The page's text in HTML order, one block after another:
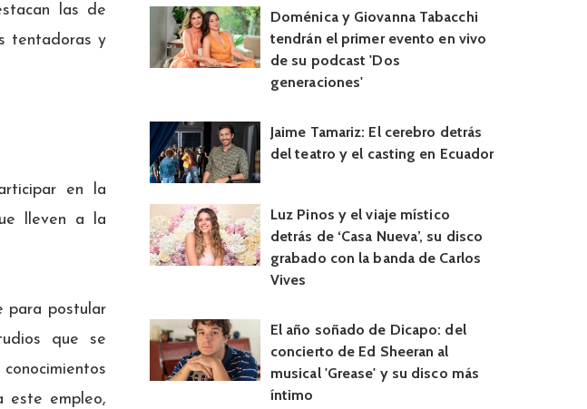
las de
tentadoras y
en la
lleven a la
para postular
que se
este empleo,
Doménica y Giovanna Tabacchi
tendrán el primer evento en vivo
de su podcast 'Dos
generaciones'
Jaime Tamariz: El cerebro detrás
del teatro y el casting en Ecuador
Luz Pinos y el viaje místico
detrás de ‘Casa Nueva’, su disco
grabado con la banda de Carlos
Vives
El año soñado de Dicapo: del
concierto de Ed Sheeran al
musical 'Grease' y su disco más
íntimo